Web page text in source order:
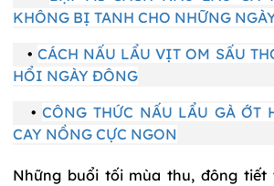
KHÔNG BỊ TANH CHO NHỮNG
• CÁCH NẤU LẨU VỊT OM SẤU
HỔI NGÀY ĐÔNG
•CÔNG THỨC NẤU LẨU GÀ ỚT
CAY NỒNG CỰC NGON
Những buổi tối mùa thu, đông tiết